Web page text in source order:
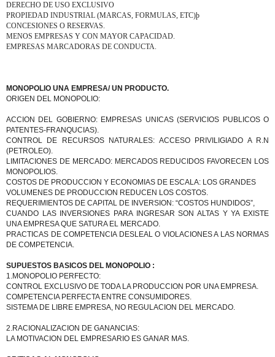
DERECHO DE USO EXCLUSIVO
PROPIEDAD INDUSTRIAL (MARCAS, FORMULAS, ETC)þ
CONCESIONES O RESERVAS.
MENOS EMPRESAS Y CON MAYOR CAPACIDAD.
EMPRESAS MARCADORAS DE CONDUCTA.
MONOPOLIO UNA EMPRESA/ UN PRODUCTO.
ORIGEN DEL MONOPOLIO:
ACCION DEL GOBIERNO: EMPRESAS UNICAS (SERVICIOS PUBLICOS O
PATENTES-FRANQUCIAS).
CONTROL DE RECURSOS NATURALES: ACCESO PRIVILIGIADO A R.N
(PETROLEO).
LIMITACIONES DE MERCADO: MERCADOS REDUCIDOS FAVORECEN LOS
MONOPOLIOS.
COSTOS DE PRODUCCION Y ECONOMIAS DE ESCALA: LOS GRANDES
VOLUMENES DE PRODUCCION REDUCEN LOS COSTOS.
REQUERIMIENTOS DE CAPITAL DE INVERSION: “COSTOS HUNDIDOS”,
CUANDO LAS INVERSIONES PARA INGRESAR SON ALTAS Y YA EXISTE
UNA EMPRESA QUE SATURA EL MERCADO.
PRACTICAS DE COMPETENCIA DESLEAL O VIOLACIONES A LAS NORMAS
DE COMPETENCIA.
SUPUESTOS BASICOS DEL MONOPOLIO :
1.MONOPOLIO PERFECTO:
CONTROL EXCLUSIVO DE TODA LA PRODUCCION POR UNA EMPRESA.
COMPETENCIA PERFECTA ENTRE CONSUMIDORES.
SISTEMA DE LIBRE EMPRESA, NO REGULACION DEL MERCADO.
2.RACIONALIZACION DE GANANCIAS:
LA MOTIVACION DEL EMPRESARIO ES GANAR MAS.